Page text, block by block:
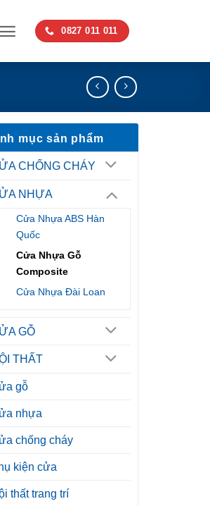
0827 011 011
mục sản phẩm
CHỐNG CHÁY
NHỰA
Cửa Nhựa ABS Hàn
Quốc
Cửa Nhựa Gỗ
Composite
Cửa Nhựa Đài Loan
GỖ
THẤT
gỗ
nhựa
chống cháy
kiện cửa
thất trang trí